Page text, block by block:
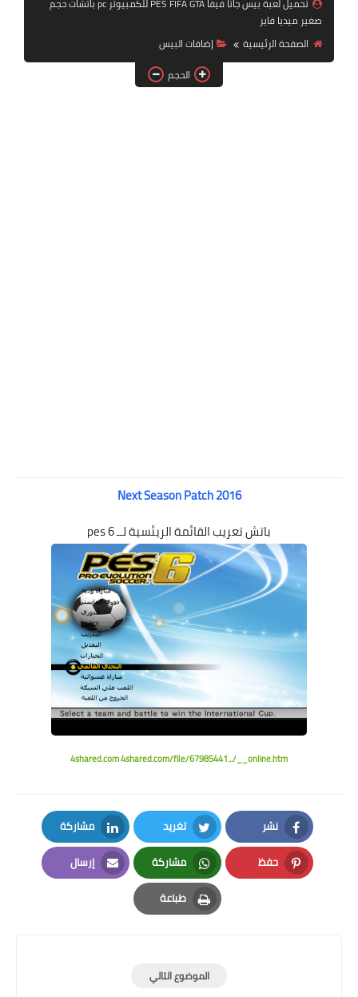
بلايستيشن PS2
صغير ميديا فاير
الصفحة الرئيسية
إضافات البيس
الحجم
Next Season Patch 2016
باتش تعريب القائمة الريئسية لــ pes 6
4shared.com4shared.com/file/67985441.../__online.htm
نشر
Facebook
تغريد
Twitter
مشاركة
LinkedIn
حفظ
Pinterest
مشاركة
Whatsapp
إرسال
Email
طباعة
Print
الموضوع التالي